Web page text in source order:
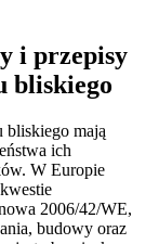
i przepisy
bliskiego
bliskiego mają
ich
W Europie
2006/42/WE,
budowy oraz